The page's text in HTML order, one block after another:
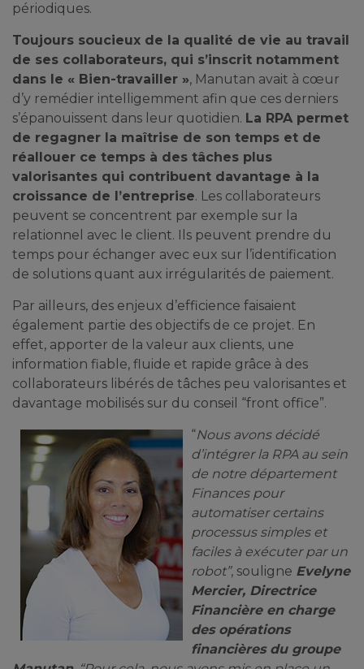
périodiques.
Toujours soucieux de la qualité de vie au travail
de ses collaborateurs, qui s’inscrit notamment
dans le « Bien-travailler », Manutan avait à cœur
d’y remédier intelligemment afin que ces derniers
s’épanouissent dans leur quotidien. La RPA permet
de regagner la maîtrise de son temps et de
réallouer ce temps à des tâches plus
valorisantes qui contribuent davantage à la
croissance de l’entreprise. Les collaborateurs
peuvent se concentrent par exemple sur la
relationnel avec le client. Ils peuvent prendre du
temps pour échanger avec eux sur l’identification
de solutions quant aux irrégularités de paiement.
Par ailleurs, des enjeux d’efficience faisaient
également partie des objectifs de ce projet. En
effet, apporter de la valeur aux clients, une
information fiable, fluide et rapide grâce à des
collaborateurs libérés de tâches peu valorisantes et
davantage mobilisés sur du conseil “front office”.
“Nous avons décidé
d’intégrer la RPA au sein
de notre département
Finances pour
automatiser certains
processus simples et
faciles à exécuter par un
robot”, souligne Evelyne
Mercier, Directrice
Financière en charge
des opérations
financières du groupe